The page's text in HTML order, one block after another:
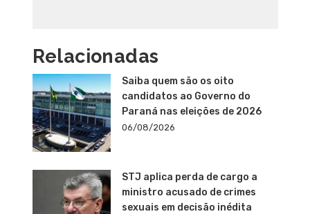
Relacionadas
Saiba quem são os oito
candidatos ao Governo do
Paraná nas eleições de 2026
06/08/2026
STJ aplica perda de cargo a
ministro acusado de crimes
sexuais em decisão inédita